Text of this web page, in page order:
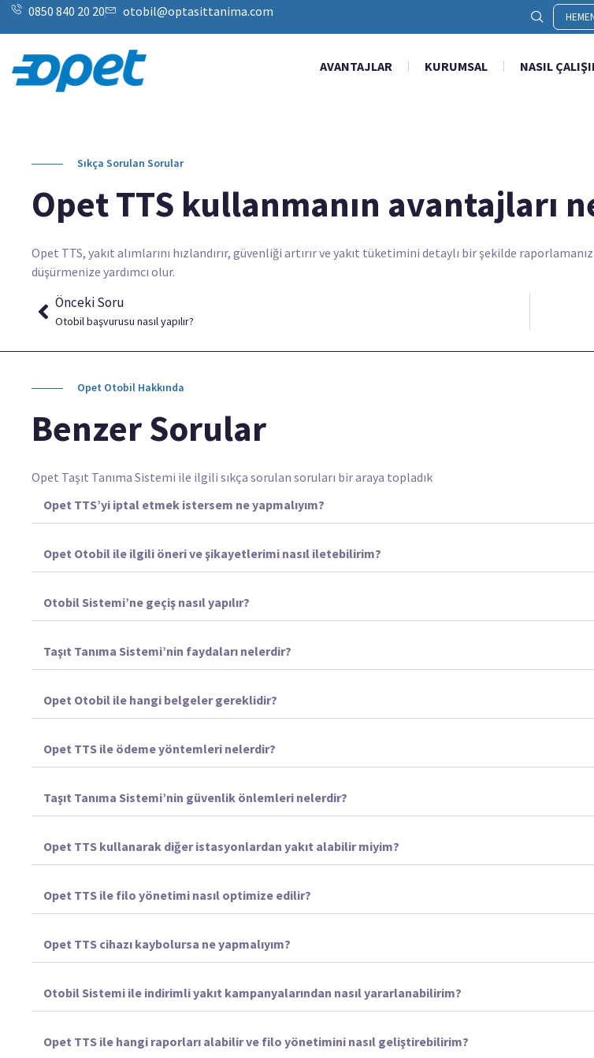
0850 840 20 20 otobil@optasittanima.com
AVANTAJLAR KURUMSAL NASIL
Sıkça Sorulan Sorular
Opet TTS kullanmanın avantajları
Opet TTS, yakıt alımlarını hızlandırır, güvenliği artırır ve yakıt tüketimini detaylı bir şekilde
düşürmenize yardımcı olur.
Önceki Soru
Otobil başvurusu nasıl yapılır?
Opet Otobil Hakkında
Benzer Sorular
Opet Taşıt Tanıma Sistemi ile ilgili sıkça sorulan soruları bir araya topladık
Opet TTS’yi iptal etmek istersem ne yapmalıyım?
Opet Otobil ile ilgili öneri ve şikayetlerimi nasıl iletebilirim?
Otobil Sistemi’ne geçiş nasıl yapılır?
Taşıt Tanıma Sistemi’nin faydaları nelerdir?
Opet Otobil ile hangi belgeler gereklidir?
Opet TTS ile ödeme yöntemleri nelerdir?
Taşıt Tanıma Sistemi’nin güvenlik önlemleri nelerdir?
Opet TTS kullanarak diğer istasyonlardan yakıt alabilir miyim?
Opet TTS ile filo yönetimi nasıl optimize edilir?
Opet TTS cihazı kaybolursa ne yapmalıyım?
Otobil Sistemi ile indirimli yakıt kampanyalarından nasıl yararlanabilirim?
Opet TTS ile hangi raporları alabilir ve filo yönetimini nasıl geliştirebilirim?